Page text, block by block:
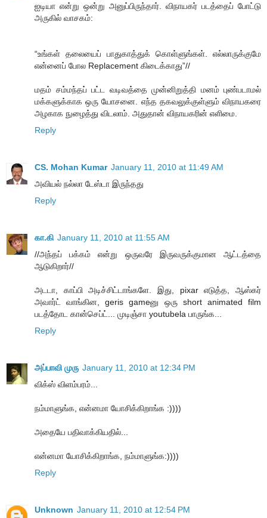
ஐடியா என்று ஒன்று அனுப்பிருந்தார். விநாயகர் படத்தைப் போட்டு
அருகில் வாசகம்:
“உங்கள் தலையைப் பாதுகாத்துக் கொள்ளுங்கள். எல்லாருக்குமே
என்னைப் போல Replacement கிடைக்காது”//
மதம் சம்மந்தப் பட்ட வடிவத்தை முன்னிறுத்தி மனம் புண்படாமல்
மக்களுக்காக ஒரு யோசனை. எந்த தகவலுக்குள்ளும் விநாயகரை
அழகாக நுழைத்து விடலாம். அதுதான் விநாயகரின் எளிமை.
Reply
CS. Mohan Kumar January 11, 2010 at 11:49 AM
அவியல் நல்லா டேஸ்டா இருந்தது
Reply
கா.கி January 11, 2010 at 11:55 AM
//அந்தப் பக்கம் என்று ஒருவரே இருவருக்குமான ஆட்டத்தை
ஆடுகிறார்//
அடடா, காப்பி அடிச்சிட்டாங்களே. இது, pixar எடுத்த, ஆஸ்கர்
அவார்ட் வாங்கின, geris gameனு ஒரு short animated film
படத்தோட கான்செப்ட்... முடிஞ்சா youtubela பாருங்க...
Reply
அப்பாவி முரு January 11, 2010 at 12:34 PM
விக்ஸ் விளம்பரம்...
நம்மாளுங்க, என்னமா யோசிக்கிறாங்க :))))
அதையே பதிவாக்கியதில்...
என்னமா யோசிக்கிறாங்க, நம்மாளுங்க:))))
Reply
Unknown January 11, 2010 at 12:54 PM